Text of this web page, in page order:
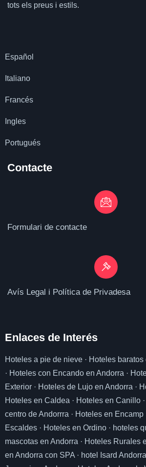
tots els preus i estils.
Español
Italiano
Francés
Ingles
Portugués
Contacte
Formulari de contacte
Avís Legal i Política de Privadesa
Enlaces de Interés
Hoteles a pie de nieve · Hoteles
· Hoteles con Encando en Andorra ·
Exterior · Hoteles de Lujo en Andorra ·
Hoteles en Caldea · Hoteles en Canillo ·
centro de Andorrra · Hoteles en Encamp
Escaldes · Hoteles en Ordino · hoteles
mascotas en Andorra · Hoteles Rurales
en Andorra con SPA · hotel Isard Andorra